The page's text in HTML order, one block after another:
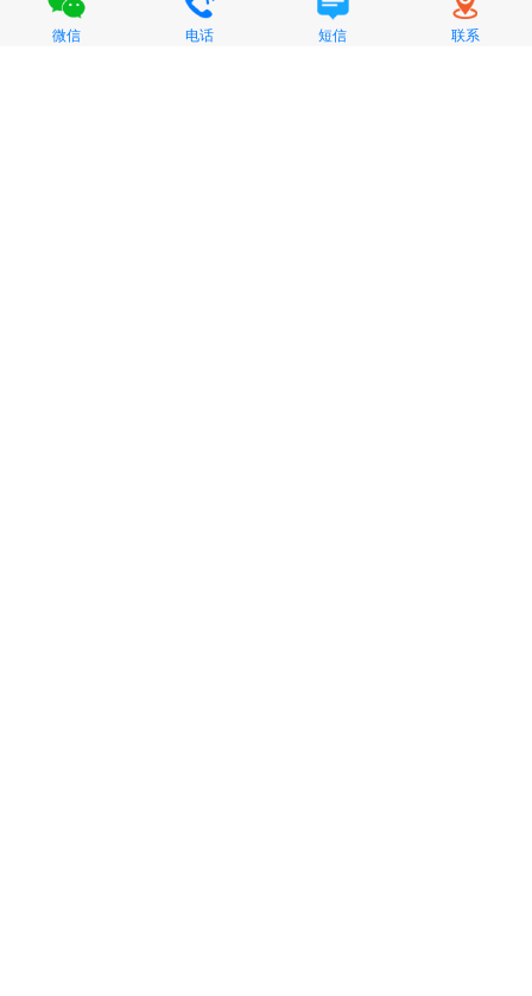
微信 电话 短信 联系